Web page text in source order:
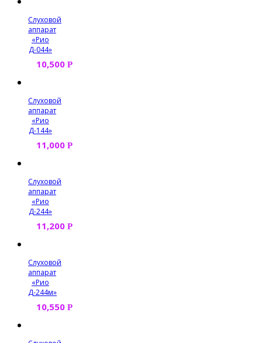
Слуховой
аппарат
«Рио
Д-044»
10,500 Р
Слуховой
аппарат
«Рио
Д-144»
11,000 Р
Слуховой
аппарат
«Рио
Д-244»
11,200 Р
Слуховой
аппарат
«Рио
Д-244м»
10,550 Р